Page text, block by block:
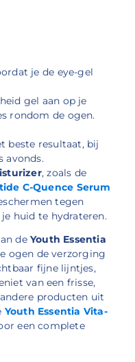
je de eye-gel
gel aan op je
rondom de ogen.
beste resultaat, bij
avonds.
, zoals de
C-Quence Serum
tegen
huid te hydrateren.
de Youth Essentia
ogen de verzorging
fijne lijntjes,
van een frisse,
producten uit
Youth Essentia Vita-
een complete